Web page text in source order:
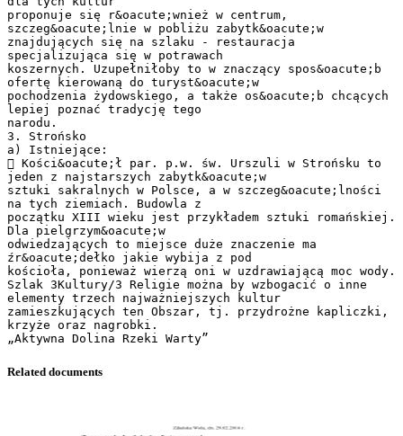
proponuje się r&oacute;wnież w centrum,
szczeg&oacute;lnie w pobliżu zabytk&oacute;w
znajdujących się na szlaku - restauracja
specjalizująca się w potrawach
koszernych. Uzupełniłoby to w znaczący spos&oacute;b
ofertę kierowaną do turyst&oacute;w
pochodzenia żydowskiego, a także os&oacute;b chcących
lepiej poznać tradycję tego
narodu.
3. Strońsko
a) Istniejące:
 Kości&oacute;ł par. p.w. św. Urszuli w Strońsku to
jeden z najstarszych zabytk&oacute;w
sztuki sakralnych w Polsce, a w szczeg&oacute;lności
na tych ziemiach. Budowla z
początku XIII wieku jest przykładem sztuki romańskiej.
Dla pielgrzym&oacute;w
odwiedzających to miejsce duże znaczenie ma
źr&oacute;dełko jakie wybija z pod
kościoła, ponieważ wierzą oni w uzdrawiającą moc wody.
Szlak 3Kultury/3 Religie można by wzbogacić o inne
elementy trzech najważniejszych kultur
zamieszkujących ten Obszar, tj. przydrożne kapliczki,
krzyże oraz nagrobki.
Related documents